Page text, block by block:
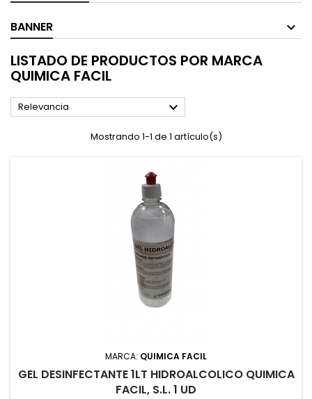
BANNER
LISTADO DE PRODUCTOS POR MARCA
QUIMICA FACIL
Relevancia 
Mostrando 1-1 de 1 artículo(s)
MARCA: QUIMICA FACIL
GEL DESINFECTANTE 1LT HIDROALCOLICO QUIMICA
FACIL, S.L. 1 UD